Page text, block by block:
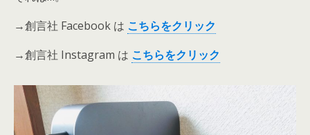
→創言社 Facebook は こちらをクリ ック
→創言社 Instagram は こちらをクリック